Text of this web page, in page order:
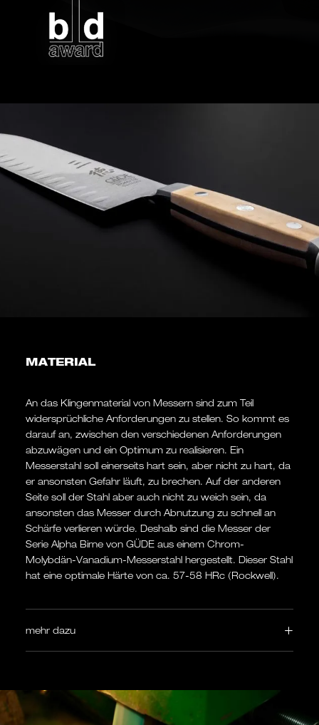
MATERIAL
An das Klingenmaterial von Messern sind zum Teil
widersprüchliche Anforderungen zu stellen. So kommt es
darauf an, zwischen den verschiedenen Anforderungen
abzuwägen und ein Optimum zu realisieren. Ein
Messerstahl soll einerseits hart sein, aber nicht zu hart, da
er ansonsten Gefahr läuft, zu brechen. Auf der anderen
Seite soll der Stahl aber auch nicht zu weich sein, da
ansonsten das Messer durch Abnutzung zu schnell an
Schärfe verlieren würde. Deshalb sind die Messer der
Serie Alpha Birne von GÜDE aus einem Chrom-
Molybdän-Vanadium-Messerstahl hergestellt. Dieser Stahl
hat eine optimale Härte von ca. 57-58 HRc (Rockwell).
mehr dazu